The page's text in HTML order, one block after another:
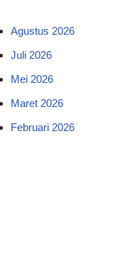
Agustus 2026
Juli 2026
Mei 2026
Maret 2026
Februari 2026